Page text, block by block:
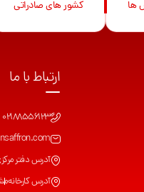
ها کشور های صادراتی
ارتباط با ما
02188556123
آدرس دفتر
آدرس کارخانه